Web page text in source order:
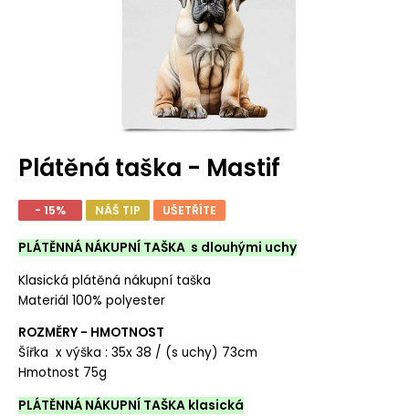
Plátěná taška - Mastif
- 15% NÁŠ TIP UŠETŘÍTE
PLÁTĚNNÁ NÁKUPNÍ TAŠKA s dlouhými uchy
Klasická plátěná nákupní taška
Materiál 100% polyester
ROZMĚRY - HMOTNOST
Šířka x výška : 35x 38 / (s uchy) 73cm
Hmotnost 75g
PLÁTĚNNÁ NÁKUPNÍ TAŠKA klasická